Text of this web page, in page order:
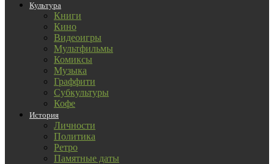
Культура
Книги
Кино
Видеоигры
Мультфильмы
Комиксы
Музыка
Граффити
Субкультуры
Кофе
История
Личности
Политика
Ретро
Памятные даты